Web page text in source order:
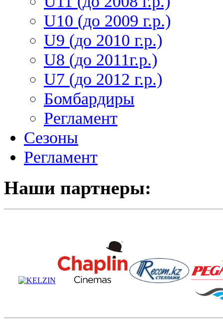
U10 (до 2009 г.р.)
U9 (до 2010 г.р.)
U8 (до 2011г.р.)
U7 (до 2012 г.р.)
Бомбардиры
Регламент
Сезоны
Регламент
Наши партнеры: